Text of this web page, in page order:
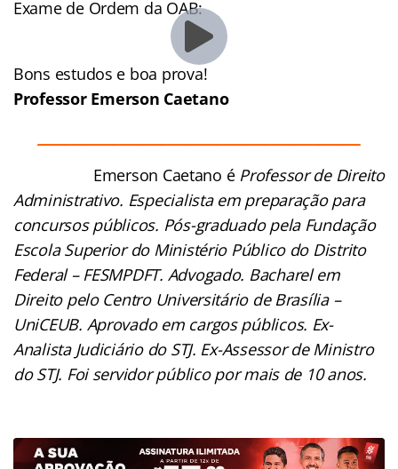
Exame de Ordem da OAB:
Bons estudos e boa prova!
Professor Emerson Caetano
Emerson Caetano é Professor de Direito
Administrativo. Especialista em preparação para
concursos públicos. Pós-graduado pela Fundação
Escola Superior do Ministério Público do Distrito
Federal – FESMPDFT. Advogado. Bacharel em
Direito pelo Centro Universitário de Brasília –
UniCEUB. Aprovado em cargos públicos. Ex-
Analista Judiciário do STJ. Ex-Assessor de Ministro
do STJ. Foi servidor público por mais de 10 anos.